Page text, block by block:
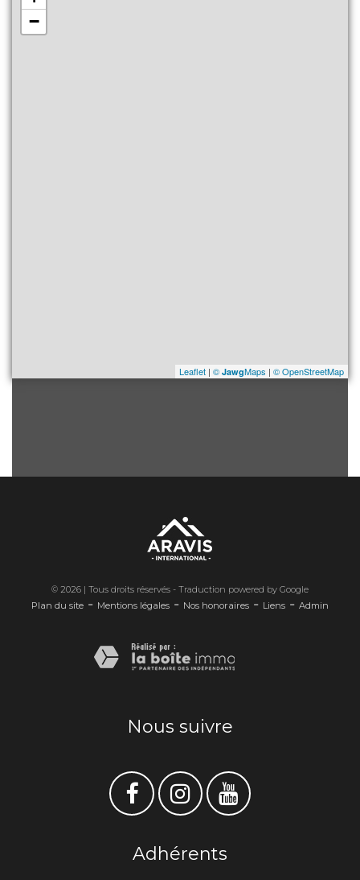
−
Leaflet | © JawgMaps | © OpenStreetMap
© 2026 | Tous droits réservés - Traduction powered by Google
Plan du site - Mentions légales - Nos honoraires - Liens - Admin
Nous suivre
Adhérents